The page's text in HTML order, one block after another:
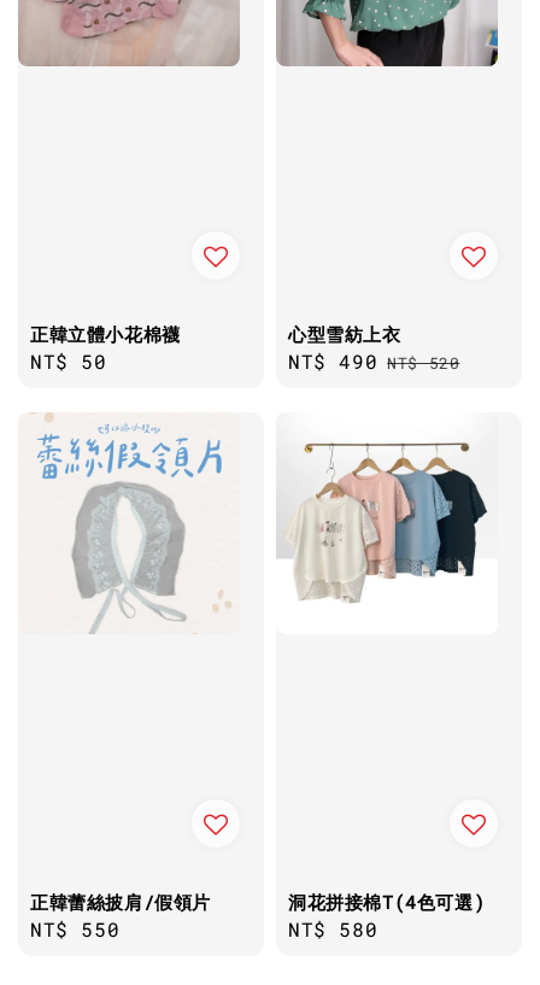
正韓立體小花棉襪
Regular
NT$ 50
心型雪紡上衣
Sale
NT$ 490 Regular
NT$ 520
正韓蕾絲披肩/假領片
Regular
NT$ 550
洞花拼接棉T(4色可選)
Regular
NT$ 580